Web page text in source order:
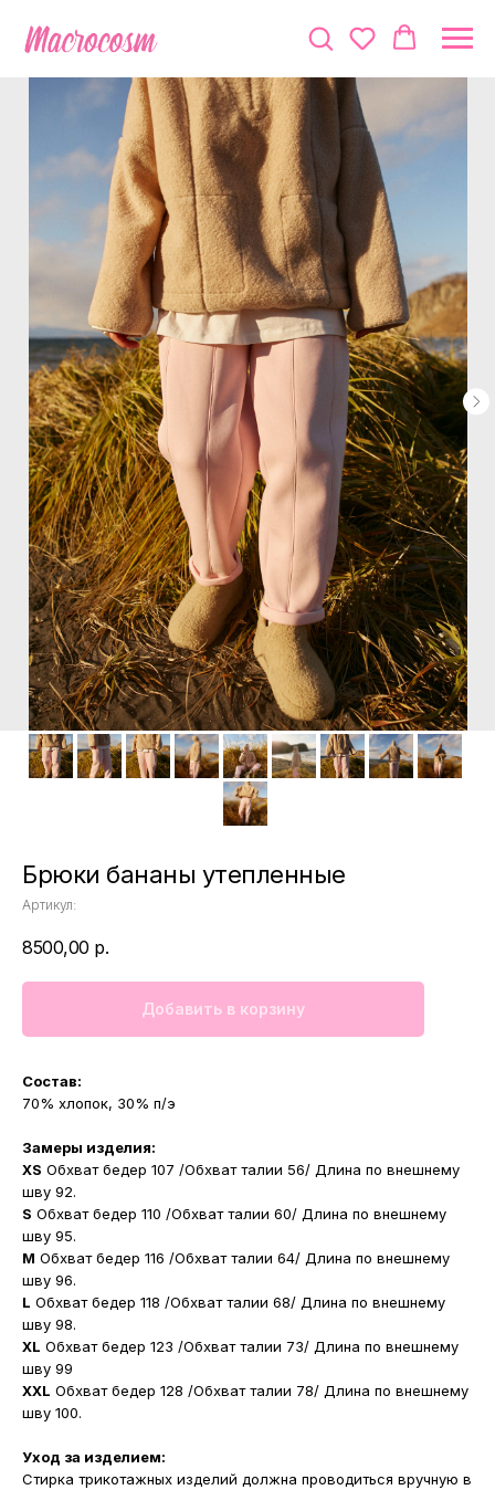
Брюки бананы утепленные
Артикул:
8500,00 р.
Добавить в корзину
Состав:
70% хлопок, 30% п/э
Замеры изделия:
XS Обхват бедер 107 /Обхват талии 56/ Длина по внешнему
шву 92.
S Обхват бедер 110 /Обхват талии 60/ Длина по внешнему
шву 95.
M Обхват бедер 116 /Обхват талии 64/ Длина по внешнему
шву 96.
L Обхват бедер 118 /Обхват талии 68/ Длина по внешнему
шву 98.
XL Обхват бедер 123 /Обхват талии 73/ Длина по внешнему
шву 99
XXL Обхват бедер 128 /Обхват талии 78/ Длина по внешнему
шву 100.
Уход за изделием:
Стирка трикотажных изделий должна проводиться вручную в